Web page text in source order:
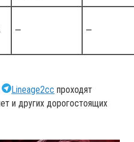
— —
Lineage2cc проходят
и других дорогостоящих